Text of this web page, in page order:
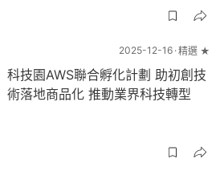
2025-12-16 精選 ★
科技園AWS聯合孵化計劃 助初創技
術落地商品化 推動業界科技轉型